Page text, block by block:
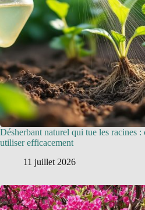
Désherbant naturel qui tue les racines
utiliser efficacement
11 juillet 2026